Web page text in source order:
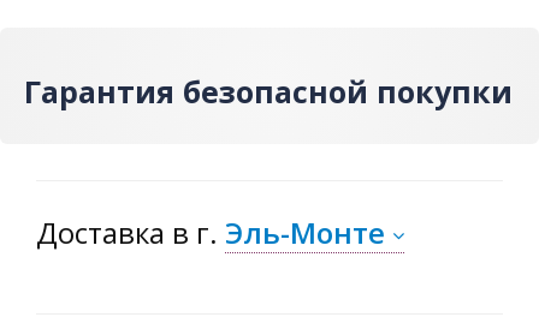
Гарантия безопасной покупки
Доставка в г. Эль-Монте